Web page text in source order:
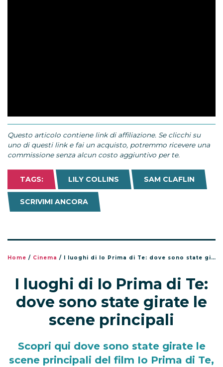
Questo articolo contiene link di affiliazione. Se clicchi su
uno di questi link e fai un acquisto, potremmo ricevere una
commissione senza alcun costo aggiuntivo per te.
TAGS: LILY COLLINS SAM CLAFLIN
SCRIVIMI ANCORA
Home / Cinema / I luoghi di Io Prima di Te: dove sono state girate le scene principali
I luoghi di Io Prima di Te:
dove sono state girate le
scene principali
Scopri qui dove sono state girate le
scene principali del film Io Prima di Te,